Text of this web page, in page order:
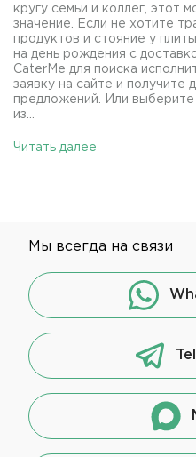
кругу семьи и коллег, этот
значение. Если не хотите
продуктов и стояние у
на день рождения с
CaterMe для поиска
заявку на сайте и получите
предложений. Или
из...
Читать далее
Мы всегда на связи